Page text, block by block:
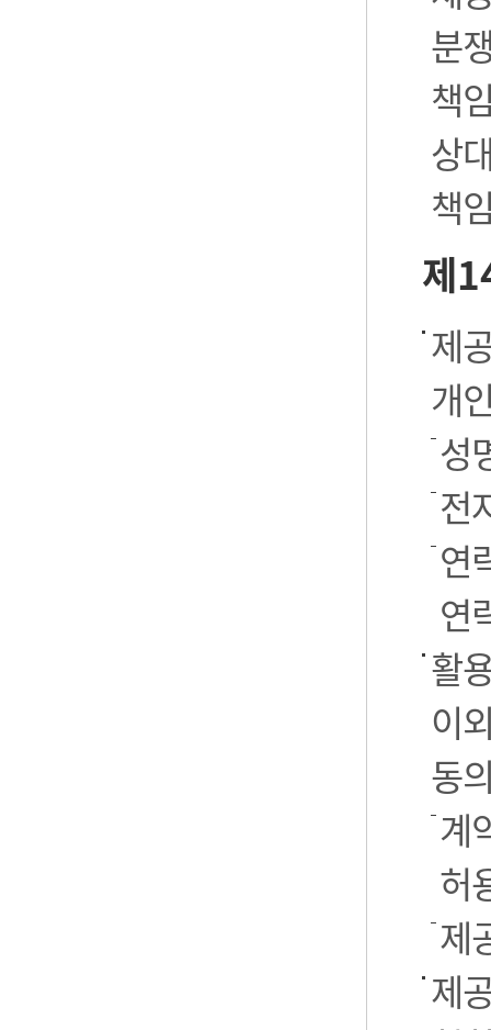
분
책
상
책
제
제
개
성
전
연
연
활
이
동
계
허
제
제